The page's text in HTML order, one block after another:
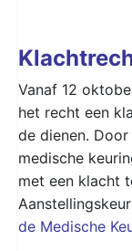
Vanaf 12
het recht een
de dienen.
medische
met een klacht
de Medische